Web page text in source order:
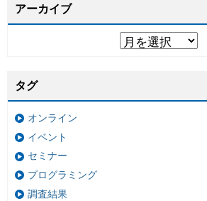
アーカイブ
タグ
オンライン
イベント
セミナー
プログラミング
調査結果